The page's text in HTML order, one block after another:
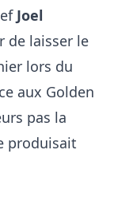
Joel
de laisser le
lors du
aux Golden
pas la
produisait